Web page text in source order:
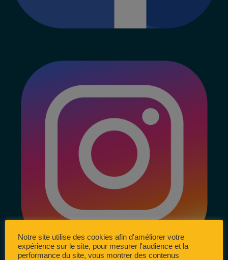
Notre site utilise des cookies afin d'améliorer votre
expérience sur le site, pour mesurer l'audience et la
performance du site, vous montrer des contenus